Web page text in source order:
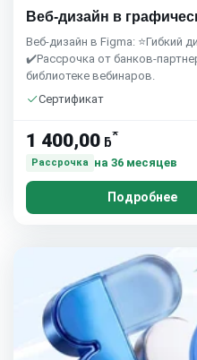
Веб-дизайн в
Веб-дизайн в Figma: ⭐Гибкий
✔️Рассрочка от банков-
библиотеке вебинаров.
Сертификат
1 400,00 ƃ*
Рассрочка на 36 месяцев
Подробнее